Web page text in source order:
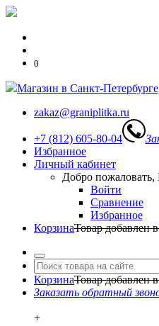
0
Магазин в Санкт-
zakaz@graniplitka.ru
+7 (812) 605-80-04
Избранное
Личный кабинет
Добро пожаловать,
Войти
Сравнение
Избранное
КорзинаТовар добавлен
КорзинаТовар добавлен
Заказать обратный
+